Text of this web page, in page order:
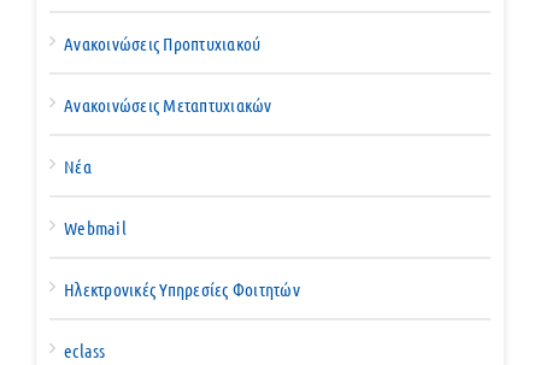
Ανακοινώσεις Προπτυχιακού
Ανακοινώσεις Μεταπτυχιακών
Νέα
Webmail
Ηλεκτρονικές Υπηρεσίες Φοιτητών
eclass